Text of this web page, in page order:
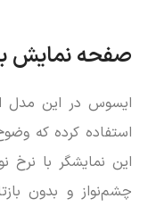
صفحه نمایش
چشم‌نواز و بدون